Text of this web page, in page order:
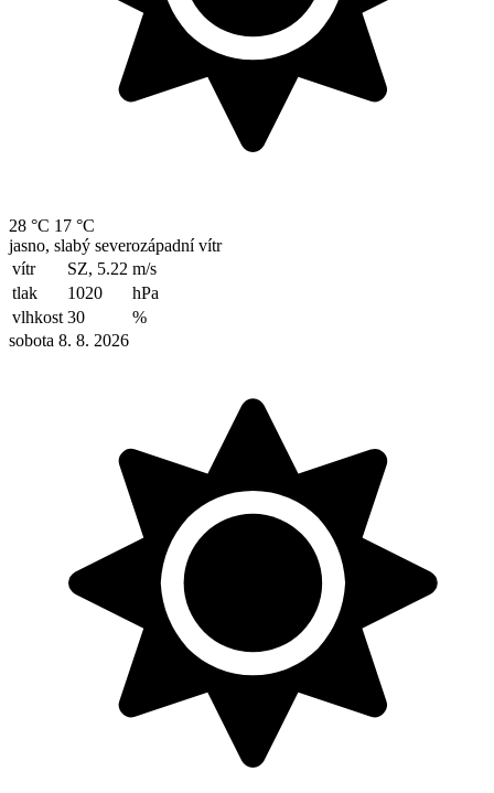
28 °C 17 °C
jasno, slabý severozápadní vítr
vítr
SZ, 5.22 m/s
tlak
1020
hPa
vlhkost 30
%
sobota 8. 8. 2026